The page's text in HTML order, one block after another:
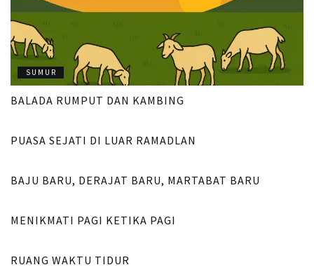
SUMUR
BALADA RUMPUT DAN KAMBING
PUASA SEJATI DI LUAR RAMADLAN
BAJU BARU, DERAJAT BARU, MARTABAT BARU
MENIKMATI PAGI KETIKA PAGI
RUANG WAKTU TIDUR